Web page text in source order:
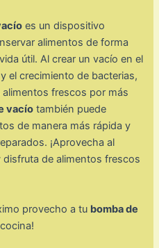
es un dispositivo
alimentos de forma
útil. Al crear un vacío en el
el crecimiento de bacterias,
frescos por más
vacío también puede
de manera más rápida y
¡Aprovecha al
disfruta de alimentos frescos
provecho a tu bomba de